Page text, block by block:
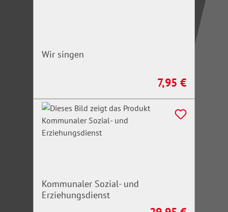
Wir singen
Regulärer Preis:
7,95 €
Kommunaler Sozial- und
Erziehungsdienst